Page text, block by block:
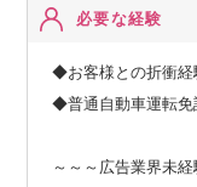
必要な経験
◆お客様との折衝経
◆普通自動車運転免
～～～広告業界未